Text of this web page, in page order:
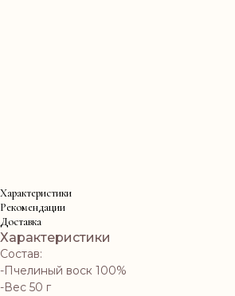
Характеристики
Рекомендации
Доставка
Характеристики
Состав:
-Пчелиный воск 100%
-Вес 50 г